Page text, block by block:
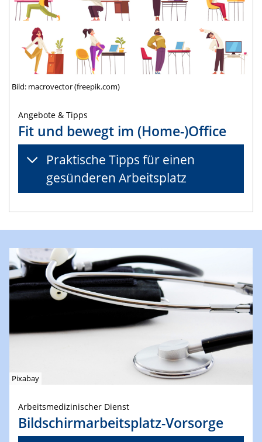
Bild: macrovector (freepik.com)
Angebote & Tipps
Fit und bewegt im (Home-)Office
Praktische Tipps für einen
gesünderen Arbeitsplatz
Pixabay
Arbeitsmedizinischer Dienst
Bildschirmarbeitsplatz-Vorsorge